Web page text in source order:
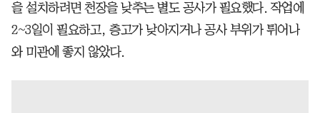
을 설치하려면 천장을 낮추는 별도 공사가 필요했다. 작업에
2~3일이 필요하고, 층고가 낮아지거나 공사 부위가 튀어나
와 미관에 좋지 않았다.